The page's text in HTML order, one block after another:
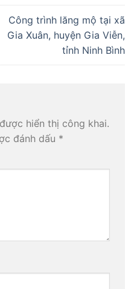
Công trình lăng mộ tại xã
Gia Xuân, huyện Gia Viễn,
tỉnh Ninh Bình
hiển thị công khai.
đánh dấu *